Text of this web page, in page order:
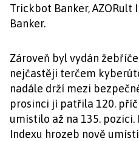
Trickbot Banker, AZORult
Banker.
Zároveň byl vydán
nejčastěji terčem
nadále drží mezi
prosinci jí patřila 120.
umístilo až na 135.
Indexu hrozeb nově